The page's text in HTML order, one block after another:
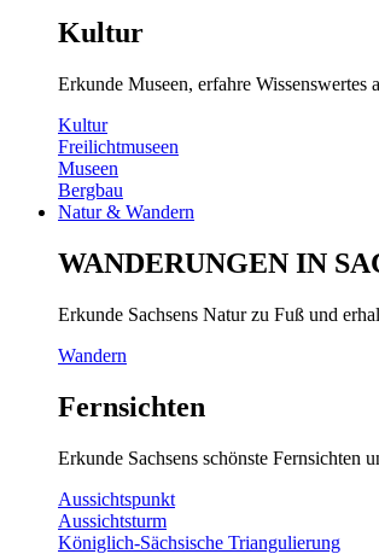
Kultur
Erkunde Museen, erfahre Wissenswertes
Kultur
Freilichtmuseen
Museen
Bergbau
Natur & Wandern
WANDERUNGEN IN
Erkunde Sachsens Natur zu Fuß und
Wandern
Fernsichten
Erkunde Sachsens schönste Fernsichten
Aussichtspunkt
Aussichtsturm
Königlich-Sächsische Triangulierung